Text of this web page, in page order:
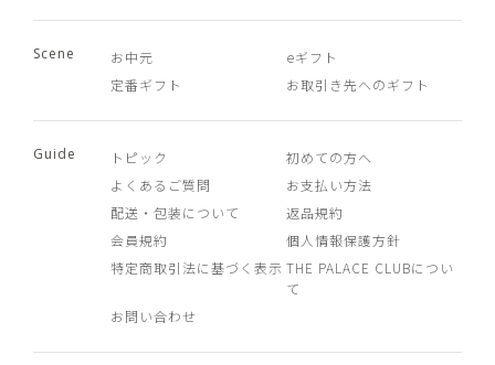
Scene お中元
eギフト
定番ギフト
お取引き先へのギフト
Guide トピック
初めての方へ
よくあるご質問
お支払い方法
配送・包装について
返品規約
会員規約
個人情報保護方針
特定商取引法に基づく表示 THE PALACE CLUBについ
て
お問い合わせ